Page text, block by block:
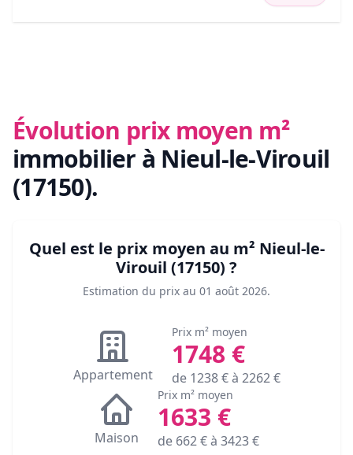
Évolution prix moyen m²
immobilier à Nieul-le-Virouil
(17150).
Quel est le prix moyen au m² Nieul-le-
Virouil (17150) ?
Estimation du prix au 01 août 2026.
Appartement
Prix m² moyen
1748 €
de 1238€ à 2262€
Maison
Prix m² moyen
1633 €
de 662€ à 3423€